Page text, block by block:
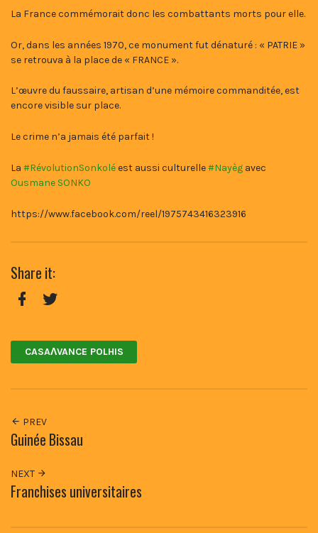
La France commémorait donc les combattants morts pour elle.
Or, dans les années 1970, ce monument fut dénaturé : « PATRIE »
se retrouva à la place de « FRANCE ».
L’œuvre du faussaire, artisan d’une mémoire commanditée, est
encore visible sur place.
Le crime n’a jamais été parfait !
La #RévolutionSonkoléest aussi culturelle#Nayèg avec
Ousmane SONKO
https://www.facebook.com/reel/1975743416323916
Share it:
CASAɅVANCE POLHIS
PREV
Guinée Bissau
NEXT
Franchises universitaires